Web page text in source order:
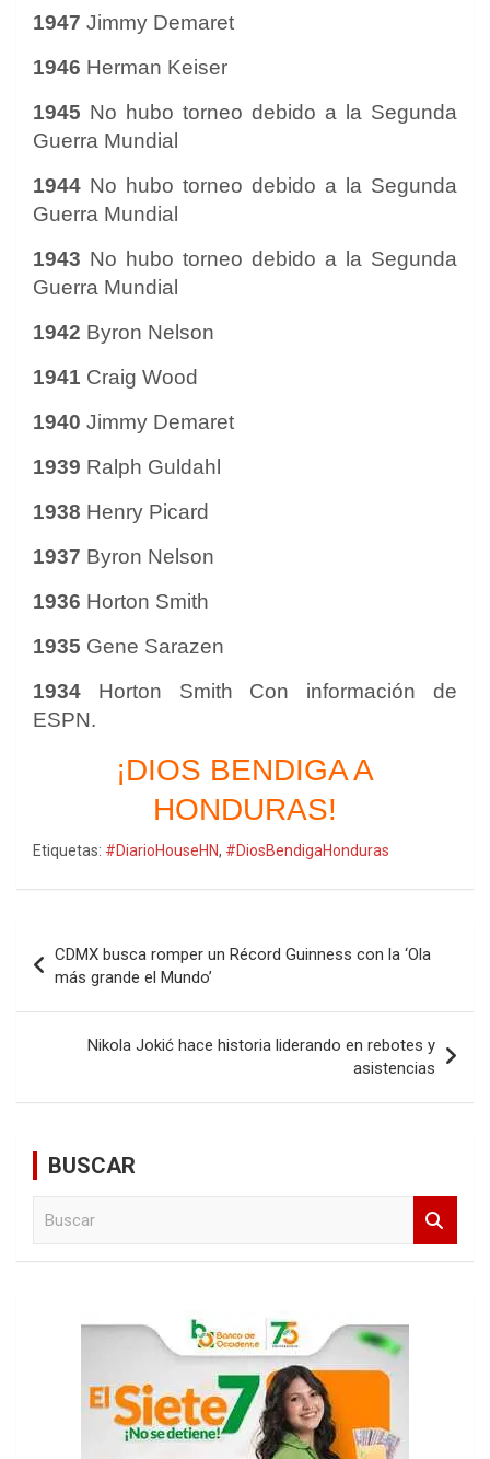
1947 Jimmy Demaret
1946 Herman Keiser
1945 No hubo torneo debido a la Segunda
Guerra Mundial
1944 No hubo torneo debido a la Segunda
Guerra Mundial
1943 No hubo torneo debido a la Segunda
Guerra Mundial
1942 Byron Nelson
1941 Craig Wood
1940 Jimmy Demaret
1939 Ralph Guldahl
1938 Henry Picard
1937 Byron Nelson
1936 Horton Smith
1935 Gene Sarazen
1934 Horton Smith Con información de
ESPN.
¡DIOS BENDIGA A
HONDURAS!
Etiquetas: #DiarioHouseHN, #DiosBendigaHonduras
de
entradas
CDMX busca romper un Récord Guinness con la ‘Ola
más grande el Mundo’
Nikola Jokić hace historia liderando en rebotes y
asistencias
BUSCAR